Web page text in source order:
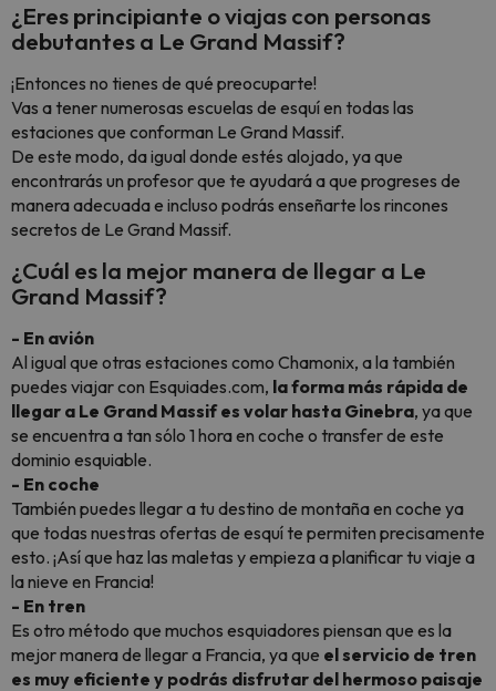
¿Eres principiante o viajas con personas
debutantes a Le Grand Massif?
¡Entonces no tienes de qué preocuparte!
Vas a tener numerosas escuelas de esquí en todas las
estaciones que conforman Le Grand Massif.
De este modo, da igual donde estés alojado, ya que
encontrarás un profesor que te ayudará a que progreses de
manera adecuada e incluso podrás enseñarte los rincones
secretos de Le Grand Massif.
¿Cuál es la mejor manera de llegar a Le
Grand Massif?
- En avión
Al igual que otras estaciones como Chamonix, a la también
puedes viajar con Esquiades.com, la forma más rápida de
llegar a Le Grand Massif es volar hasta Ginebra, ya que
se encuentra a tan sólo 1 hora en coche o transfer de este
dominio esquiable.
- En coche
También puedes llegar a tu destino de montaña en coche ya
que todas nuestras ofertas de esquí te permiten precisamente
esto. ¡Así que haz las maletas y empieza a planificar tu viaje a
la nieve en Francia!
- En tren
Es otro método que muchos esquiadores piensan que es la
mejor manera de llegar a Francia, ya que el servicio de tren
es muy eficiente y podrás disfrutar del hermoso paisaje